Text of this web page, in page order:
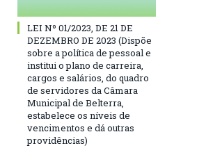
LEI Nº 01/2023, DE 21 DE
DEZEMBRO DE 2023 (Dispõe
sobre a política de pessoal e
institui o plano de carreira,
cargos e salários, do quadro
de servidores da Câmara
Municipal de Belterra,
estabelece os níveis de
vencimentos e dá outras
providências)